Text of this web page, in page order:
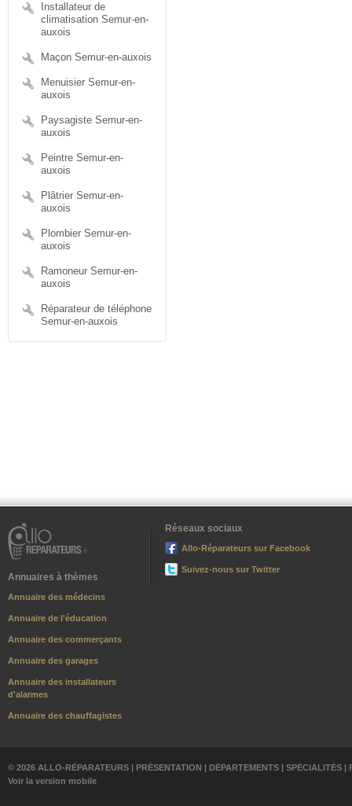
Installateur de
climatisation Semur-en-
auxois
Maçon Semur-en-auxois
Menuisier Semur-en-
auxois
Paysagiste Semur-en-
auxois
Peintre Semur-en-
auxois
Plâtrier Semur-en-
auxois
Plombier Semur-en-
auxois
Ramoneur Semur-en-
auxois
Réparateur de téléphone
Semur-en-auxois
Annuaires à thèmes
Annuaire des médecins
Annuaire de l'éducation
Annuaire des commerçants
Annuaire des garages
Annuaire des installateurs
d'alarmes
Annuaire des chauffagistes
Réseaux sociaux
Allo-Réparateurs sur Facebook
Suivez-nous sur Twitter
© 2026 ALLO-RÉPARATEURS | PRÉSENTATION | DÉPARTEMENTS | SPÉCIALITÉS |
Voir la version mobile